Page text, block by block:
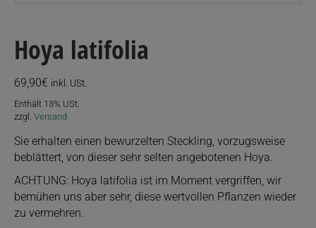
Hoya latifolia
69,90€ inkl. USt.
Enthält 13% USt.
zzgl. Versand
Sie erhalten einen bewurzelten Steckling, vorzugsweise
beblättert, von dieser sehr selten angebotenen Hoya.
ACHTUNG: Hoya latifolia ist im Moment vergriffen, wir
bemühen uns aber sehr, diese wertvollen Pflanzen wieder
zu vermehren.